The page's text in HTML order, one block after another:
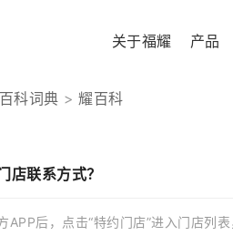
关于福耀 产品
科词典 耀百科
店联系方式？
后，点击“特约门店”进入门店列